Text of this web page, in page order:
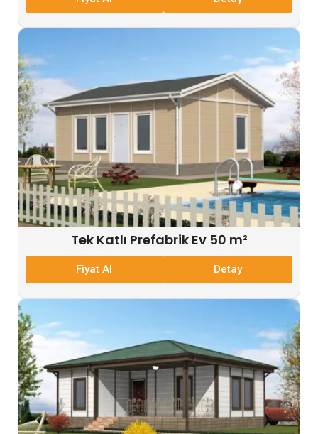
Tek Katlı Prefabrik Ev 50 m²
Fiyat Al Detay